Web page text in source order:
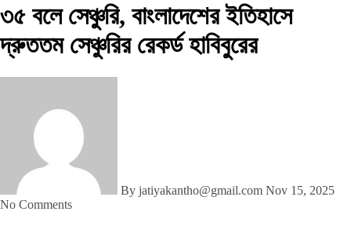
৩৫ বলে সেঞ্চুরি, বাংলাদেশের ইতিহাসে
দ্রুততম সেঞ্চুরির রেকর্ড হাবিবুরের
By jatiyakantho@gmail.com Nov 15, 2025
No Comments